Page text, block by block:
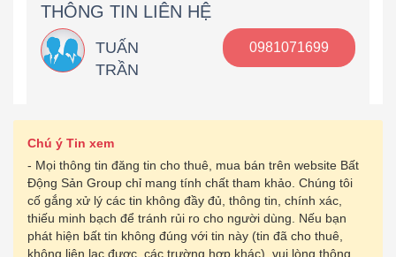
THÔNG TIN LIÊN HỆ
TUẤN
TRẦN
0981071699
Chú ý Tin xem
- Mọi thông tin đăng tin cho thuê, mua bán trên website Bất
Động Sản Group chỉ mang tính chất tham khảo. Chúng tôi
cố gắng xử lý các tin không đầy đủ, thông tin, chính xác,
thiếu minh bạch để tránh rủi ro cho người dùng. Nếu bạn
phát hiện bất tin không đúng với tin này (tin đã cho thuê,
không liên lạc được, các trường hợp khác), vui lòng thông